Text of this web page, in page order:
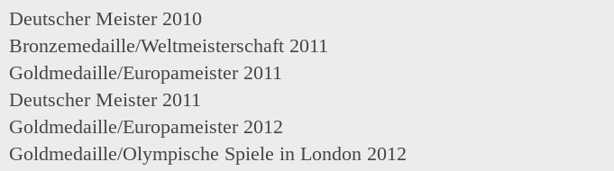
Deutscher Meister 2010
Bronzemedaille/Weltmeisterschaft 2011
Goldmedaille/Europameister 2011
Deutscher Meister 2011
Goldmedaille/Europameister 2012
Goldmedaille/Olympische Spiele in London 2012